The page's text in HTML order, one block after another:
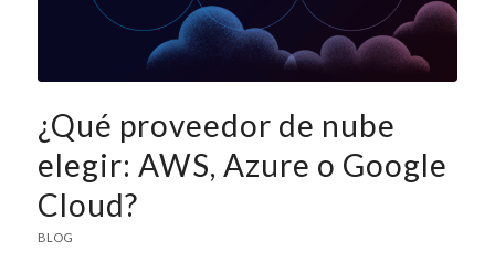
¿Qué proveedor de nube
elegir: AWS, Azure o Google
Cloud?
BLOG